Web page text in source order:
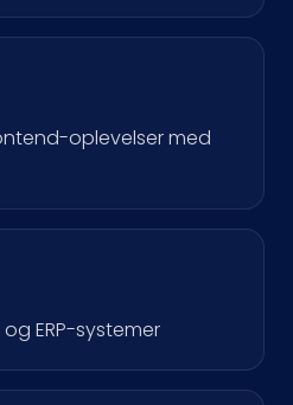
oplevelser med
ERP-systemer